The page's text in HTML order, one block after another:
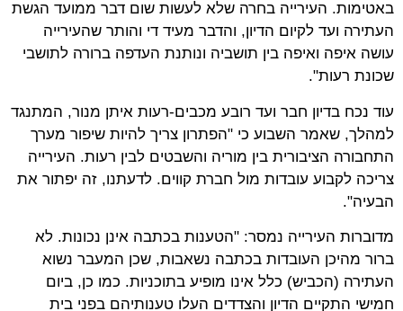
באטימות. העירייה בחרה שלא לעשות שום דבר ממועד הגשת
העתירה ועד לקיום הדיון, והדבר מעיד די והותר שהעירייה
עושה איפה ואיפה בין תושביה ונותנת העדפה ברורה לתושבי
שכונת רעות".
עוד נכח בדיון חבר ועד רובע מכבים-רעות איתן מנור, המתנגד
למהלך, שאמר השבוע כי "הפתרון צריך להיות שיפור מערך
התחבורה הציבורית בין מוריה והשבטים לבין רעות. העירייה
צריכה לקבוע עובדות מול חברת קווים. לדעתנו, זה יפתור את
הבעיה".
מדוברות העירייה נמסר: "הטענות בכתבה אינן נכונות. לא
ברור מהיכן העובדות בכתבה נשאבות, שכן המעבר נשוא
העתירה (הכביש) כלל אינו מופיע בתוכניות. כמו כן, ביום
חמישי התקיים הדיון והצדדים העלו טענותיהם בפני בית